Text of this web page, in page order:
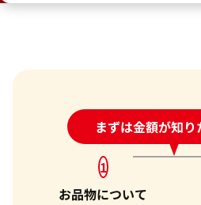
まずは金額が知り
24時間受付中!問い
1
お品物について